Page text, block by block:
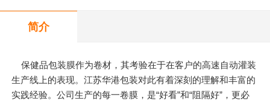
简介
保健品包装膜作为卷材，其考验在于在客户的高速自动灌装
生产线上的表现。江苏华港包装对此有着深刻的理解和丰富的
实践经验。公司生产的每一卷膜，是“好看”和“阻隔好”，更必